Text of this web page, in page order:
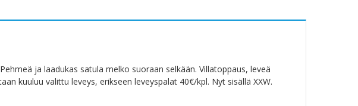
ja laadukas satula melko suoraan selkään. Villatoppaus, leveä
kuuluu valittu leveys, erikseen leveyspalat 40€/kpl. Nyt sisällä XXW.